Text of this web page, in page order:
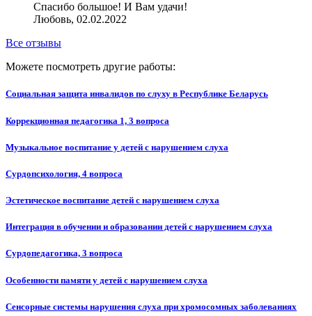
Спасибо большое! И Вам удачи!
Любовь, 02.02.2022
Все отзывы
Можете посмотреть другие работы:
Социальная защита инвалидов по слуху в Республике Беларусь
Коррекционная педагогика 1, 3 вопроса
Музыкальное воспитание у детей с нарушением слуха
Сурдопсихология, 4 вопроса
Эстетическое воспитание детей с нарушением слуха
Интеграция в обучении и образовании детей с нарушением слуха
Сурдопедагогика, 3 вопроса
Особенности памяти у детей с нарушением слуха
Сенсорные системы нарушения слуха при хромосомных заболеваниях